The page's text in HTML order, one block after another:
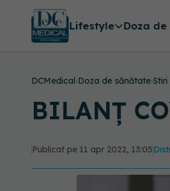
Lifestyle Doza
DCMedical›Doza de sănătate›Stiri
BILANȚ
Publicat pe 11 apr 2022, 13:05